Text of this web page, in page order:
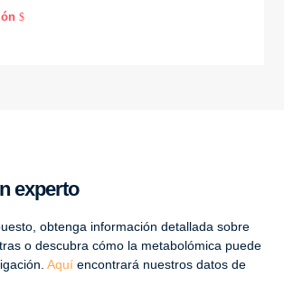
$
experto
obtenga información detallada sobre
o descubra cómo la metabolómica puede
Aquí encontrará nuestros datos de